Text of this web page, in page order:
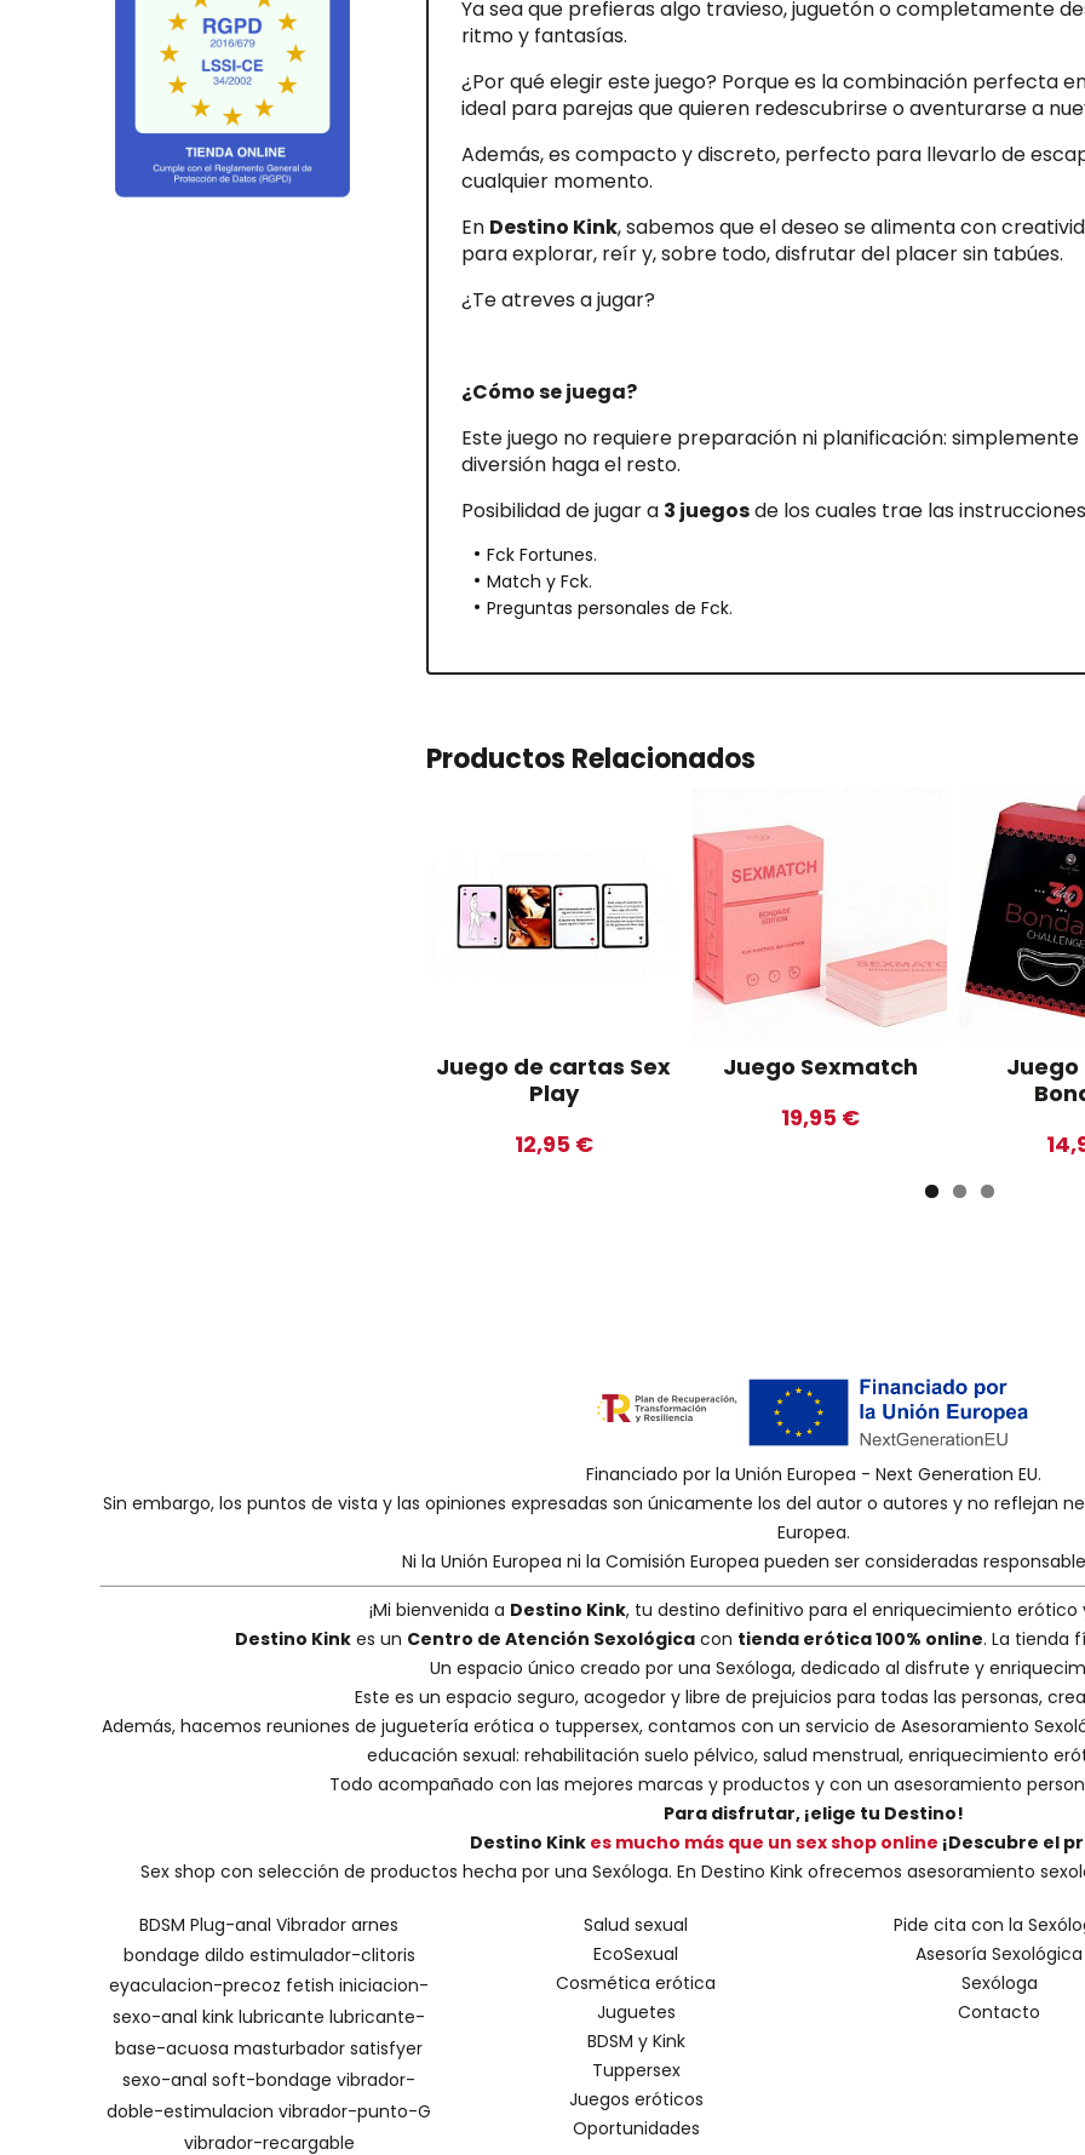
Ya sea que prefieras algo travieso, juguetón o completamente
ritmo y fantasías.
¿Por qué elegir este juego? Porque es la combinación perfecta
ideal para parejas que quieren redescubrirse o aventurarse a
Además, es compacto y discreto, perfecto para llevarlo de
cualquier momento.
En Destino Kink, sabemos que el deseo se alimenta con
para explorar, reír y, sobre todo, disfrutar del placer sin tabúes.
¿Te atreves a jugar?
¿Cómo se juega?
Este juego no requiere preparación ni planificación:
diversión haga el resto.
Posibilidad de jugar a 3 juegosde los cuales trae las
Fck Fortunes.
Match y Fck.
Preguntas personales de Fck.
Productos Relacionados
Juego de cartas Sex
Play
12,95 €
Juego Sexmatch
19,95 €
Juego
Financiado por la Unión Europea - Next Generation EU.
Sin embargo, los puntos de vista y las opiniones expresadas son únicamente los del autor o autores y no reflejan
Europea.
Ni la Unión Europea ni la Comisión Europea pueden ser consideradas
¡Mi bienvenida a Destino Kink, tu destino definitivo para el enriquecimiento erótico
Destino Kink es un Centro de Atención Sexológica con tienda erótica 100% online. La tienda
Un espacio único creado por una Sexóloga, dedicado al disfrute y
Este es un espacio seguro, acogedor y libre de prejuicios para todas las personas,
Además, hacemos reuniones de juguetería erótica o tuppersex, contamos con un servicio de Asesoramiento
educación sexual: rehabilitación suelo pélvico, salud menstrual, enriquecimiento
Todo acompañado con las mejores marcas y productos y con un asesoramiento
Para disfrutar, ¡elige tu Destino!
Destino Kink es mucho más que un sex shop online ¡Descubre el
Sex shop con selección de productos hecha por una Sexóloga. En Destino Kink ofrecemos asesoramiento
BDSM Plug-anal Vibrador arnes
bondage dildo estimulador-clitoris
eyaculacion-precoz fetish iniciacion-
sexo-anal kink lubricante lubricante-
base-acuosa masturbador satisfyer
sexo-anal soft-bondage vibrador-
doble-estimulacion vibrador-punto-G
vibrador-recargable
Salud sexual
EcoSexual
Cosmética erótica
Juguetes
BDSM y Kink
Tuppersex
Juegos eróticos
Oportunidades
Pide cita con la
Asesoría Sexológica
Sexóloga
Contacto